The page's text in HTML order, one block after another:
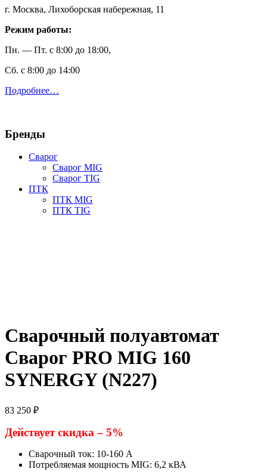
г. Москва, Лихоборская набережная, 11
Режим работы:
Пн. — Пт. с 8:00 до 18:00,
Сб. с 8:00 до 14:00
Подробнее…
Бренды
Сварог
Сварог MIG
Сварог TIG
ПТК
ПТК MIG
ПТК TIG
Сварочный полуавтомат
Сварог PRO MIG 160
SYNERGY (N227)
83 250 ₽
Действует скидка – 5%
Сварочный ток: 10-160 А
Потребляемая мощность MIG: 6,2 кВА